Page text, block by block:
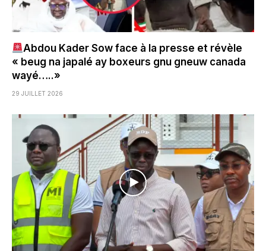
Abdou Kader Sow face à la presse et révèle
« beug na japalé ay boxeurs gnu gneuw canada
wayé…..»
29 JUILLET 2026